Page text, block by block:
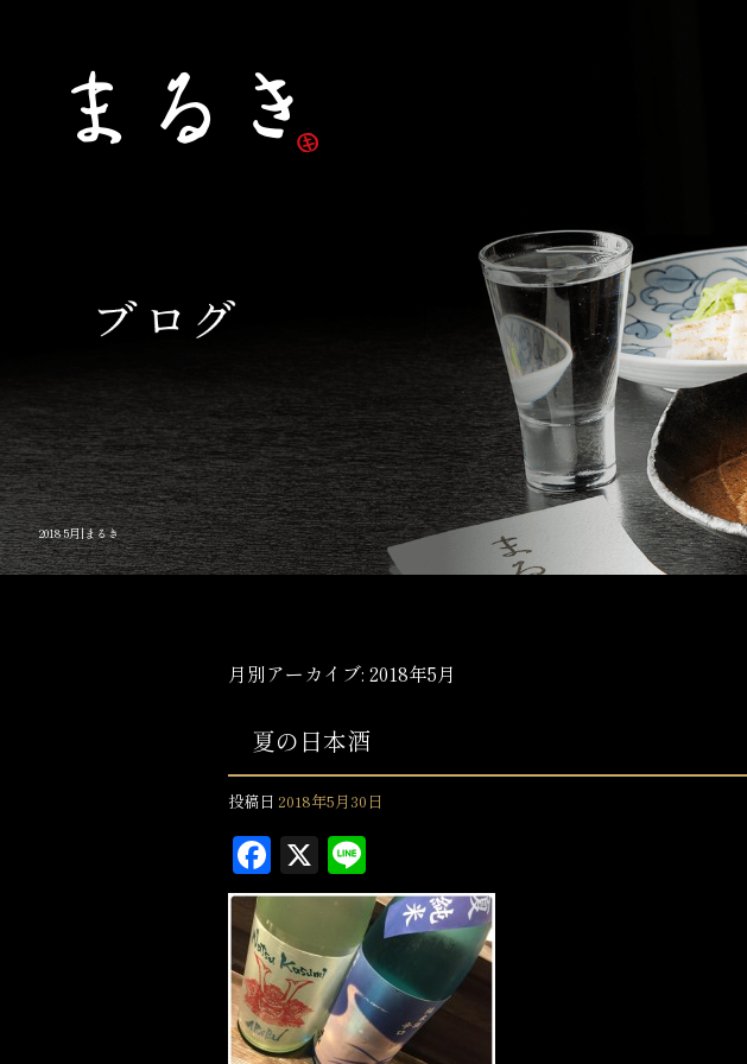
2018 5月|まるき
月別アーカイブ: 2018年5月
夏の日本酒
投稿日 2018年5月30日
F
a
c
e
b
o
X
in
e